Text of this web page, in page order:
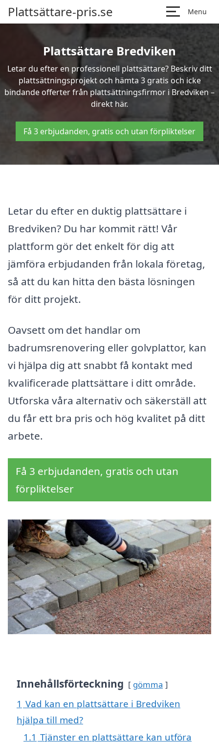
Plattsättare-pris.se Menu
Plattsättare Bredviken
Letar du efter en professionell plattsättare? Beskriv ditt
plattsättningsprojekt och hämta 3 gratis och icke
bindande offerter från plattsättningsfirmor i Bredviken –
direkt här.
Få 3 erbjudanden, gratis och utan förpliktelser
Letar du efter en duktig plattsättare i
Bredviken? Du har kommit rätt! Vår
plattform gör det enkelt för dig att
jämföra erbjudanden från lokala företag,
så att du kan hitta den bästa lösningen
för ditt projekt.
Oavsett om det handlar om
badrumsrenovering eller golvplattor, kan
vi hjälpa dig att snabbt få kontakt med
kvalificerade plattsättare i ditt område.
Utforska våra alternativ och säkerställ att
du får ett bra pris och hög kvalitet på ditt
arbete.
Få 3 erbjudanden, gratis och utan
förpliktelser
Innehållsförteckning gömma
1 Vad kan en plattsättare i Bredviken
hjälpa till med?
1.1 Tjänster en plattsättare kan utföra